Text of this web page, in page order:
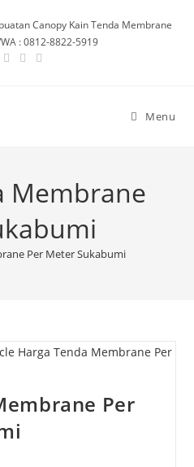
Canopy Kain Tenda Membrane
: 0812-8822-5919
Menu
Membrane
Per Meter Sukabumi
Per